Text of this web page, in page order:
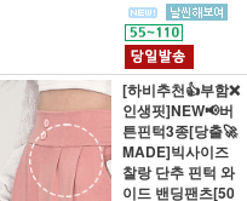
[하비추천👍부함❌
인생핏]NEW📢버
튼핀턱3종[당출🚀
MADE]빅사이즈
찰랑 단추 핀턱 와
이드 밴딩팬츠[50